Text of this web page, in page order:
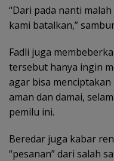
“Dari pada nanti
kami batalkan,”
Fadli juga
tersebut hanya ingin
agar bisa
aman dan damai,
pemilu ini.
Beredar juga kabar
“pesanan” dari salah